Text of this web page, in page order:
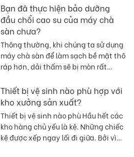
vuông, khi cần vệ sinh thì phải làm
thế nào? Nhiều nhà kho lớn sẽ chọn
sử dụng máy chà sàn ngồi lái hoàn
động một nút dễ sử dụng, hiệu quả
làm sạch cao, tiệt kiểm chi phí lao
động, dễ quản lý.
Bạn đã thực hiện bảo dưỡng
đầu chổi cao su của máy chà
sàn chưa?
Thông thường, khi chúng ta sử dụng
máy chà sàn để làm sạch bề mặt thô
ráp hơn, dải thấm sẽ bị mòn rất
chúng ta phải luôn chú ý đến độ hao
mòn của các dải cao su, sau khi hao
mòn nên thay các dải cao su càng
sớm càng tốt để tránh làm xước nền
hoặc mòn các đầu gạt.
Thiết bị vệ sinh nào phù hợp với
kho xưởng sản xuất?
Thiết bị vệ sinh nào phù Hầu hết các
kho hàng chủ yếu là kệ. Những chiếc
kệ được xếp ngay lối đi giữa. Bởi vì